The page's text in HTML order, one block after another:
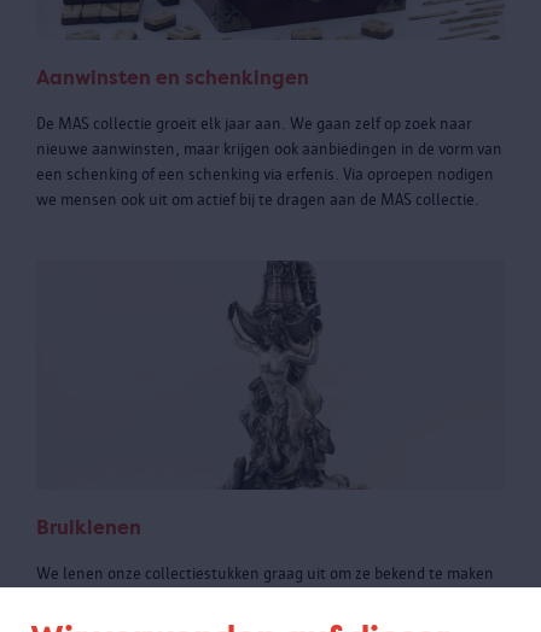
Aanwinsten en schenkingen
De MAS collectie groeit elk jaar aan. We gaan zelf op zoek naar
nieuwe aanwinsten, maar krijgen ook aanbiedingen in de vorm van
een schenking of een schenking via erfenis. Via oproepen nodigen
we mensen ook uit om actief bij te dragen aan de MAS collectie.
Bruiklenen
We lenen onze collectiestukken graag uit om ze bekend te maken
de connectie tussen de erfgoedgemeenschap en de collectie te